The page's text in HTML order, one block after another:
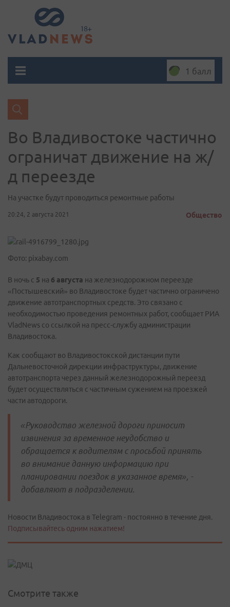
1 балл
Во Владивостоке частично
ограничат движение на ж/
д переезде
На участке будут проводиться ремонтные работы
20:24, 2 августа 2021 Общество
Фото: pixabay.com
В ночь с 5 на 6 августа на железнодорожном переезде
«Постышевский» во Владивостоке будет частично ограничено
движение автотранспортных средств. Это связано с
необходимостью проведения ремонтных работ, сообщает РИА
VladNews со ссылкой на пресс-службу администрации
Владивостока.
Как сообщают во Владивостокской дистанции пути
Дальневосточной дирекции инфраструктуры, движение
автотранспорта через данный железнодорожный переезд
будет осуществляться с частичным сужением на проезжей
части автодороги.
«Руководство железной дороги приносит
извинения за временное неудобство и
обращается к водителям с просьбой принять
во внимание данную информацию при
планировании поездок в указанное время», -
добавляют в подразделении.
Новости Владивостока в Telegram - постоянно в течение дня.
Подписывайтесь одним нажатием!
Смотрите также